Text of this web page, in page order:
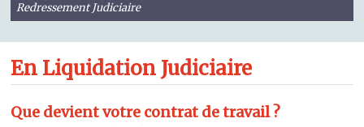
Redressement Judiciaire
En Liquidation Judiciaire
Que devient votre contrat de travail ?